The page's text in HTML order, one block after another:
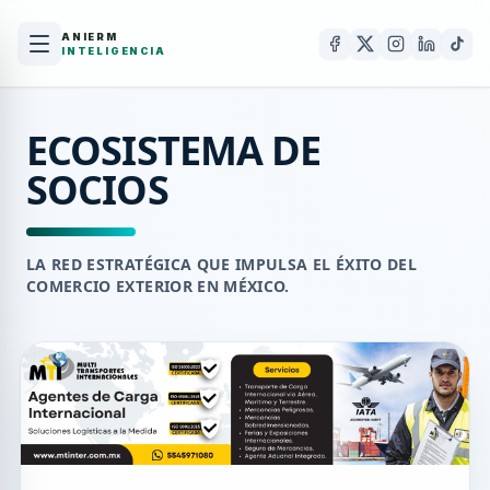
ANIERM
INTELIGENCIA
ECOSISTEMA DE
SOCIOS
LA RED ESTRATÉGICA QUE IMPULSA EL ÉXITO DEL
COMERCIO EXTERIOR EN MÉXICO.